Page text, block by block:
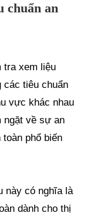
chuẩn an
tra xem liệu
các tiêu chuẩn
vực khác nhau
ngặt về sự an
phổ biến
này có nghĩa là
dành cho thị